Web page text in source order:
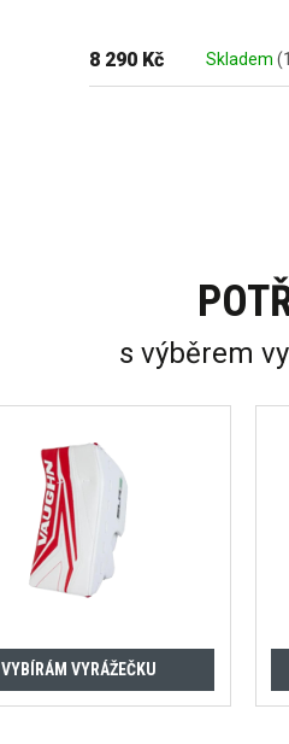
Skladem
8 290 Kč
s výběrem
VYBÍRÁM VYRÁŽEČKU